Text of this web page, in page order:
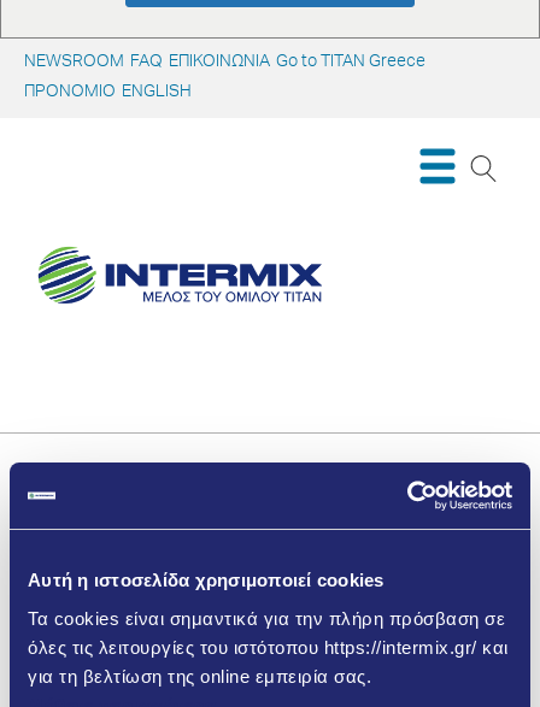
Αυτή η ιστοσελίδα χρησιμοποιεί cookies
Τα cookies είναι σημαντικά για την πλήρη πρόσβαση σε
όλες τις λειτουργίες του ιστότοπου https://intermix.gr/ και
για τη βελτίωση της online εμπειρία σας.
NEWSROOM FAQ ΕΠΙΚΟΙΝΩΝΙΑ Go to TITAN Greece
ΠΡΟΝΟΜΙΟ ENGLISH
Απορρίμματα